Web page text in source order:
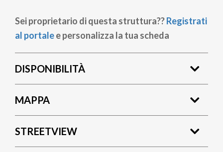
Sei proprietario di questa struttura??Registrati
al portalee personalizza la tua scheda
DISPONIBILITÀ
MAPPA
STREETVIEW